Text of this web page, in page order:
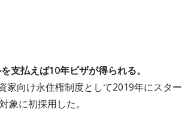
支払えば10年ビザが得られる。
家向け永住権制度として2019年にスター
象に初採用した。